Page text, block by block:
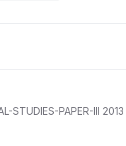
STUDIES-PAPER-III 2013